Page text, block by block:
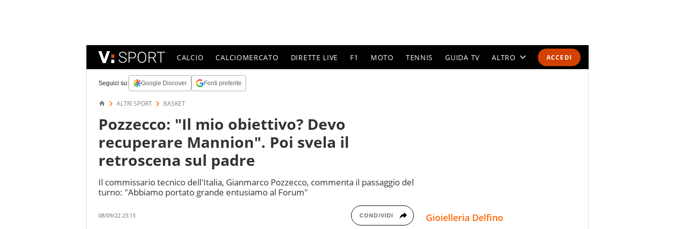
ACCEDI
CALCIO CALCIOMERCATO DIRETTE LIVE F1 MOTO TENNIS GUIDA TV ALTRO
Seguici su: Google Discover Fonti preferite
ALTRI SPORT BASKET
Pozzecco: "Il mio obiettivo? Devo
recuperare Mannion". Poi svela il
retroscena sul padre
Il commissario tecnico dell'Italia, Gianmarco Pozzecco, commenta il passaggio del
turno: "Abbiamo portato grande entusiamo al Forum"
08/09/22 23:15 CONDIVIDI Gioielleria Delfino